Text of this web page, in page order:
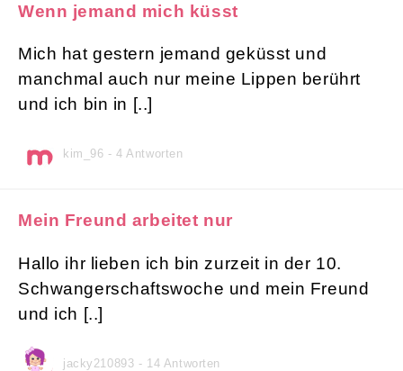
Wenn jemand mich küsst
Mich hat gestern jemand geküsst und
manchmal auch nur meine Lippen berührt
und ich bin in [..]
kim_96 - 4 Antworten
Mein Freund arbeitet nur
Hallo ihr lieben ich bin zurzeit in der 10.
Schwangerschaftswoche und mein Freund
und ich [..]
jacky210893 - 14 Antworten